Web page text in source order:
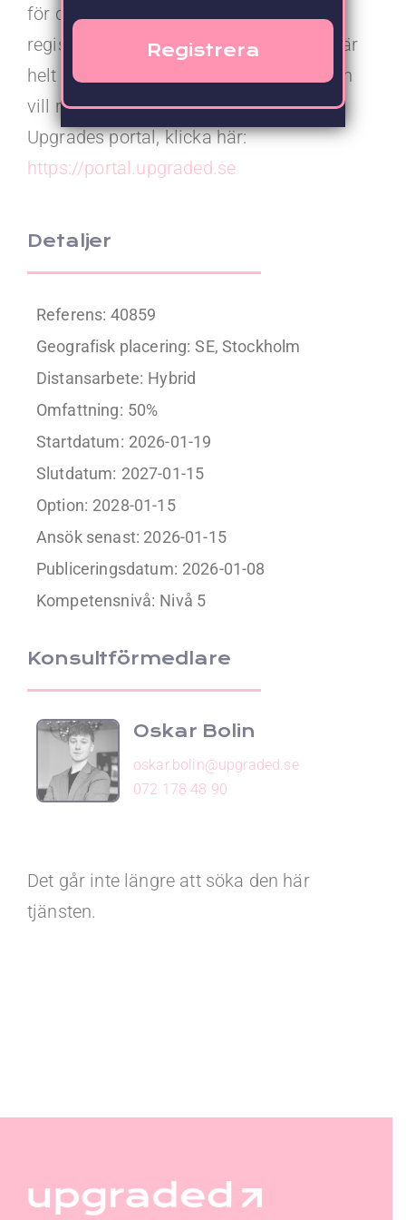
för detta uppdrag måste du vara en
registrerad användare i vår portal som är
helt kostnadsfri. Är du ny användare och
vill registrera dig eller ditt bolag i
Upgrades portal, klicka här:
https://portal.upgraded.se
Detaljer
Referens: 40859
Geografisk placering: SE, Stockholm
Distansarbete: Hybrid
Omfattning: 50%
Startdatum: 2026-01-19
Slutdatum: 2027-01-15
Option: 2028-01-15
Ansök senast: 2026-01-15
Publiceringsdatum: 2026-01-08
Kompetensnivå: Nivå 5
Konsultförmedlare
Oskar Bolin
oskar.bolin@upgraded.se
072 178 48 90
Det går inte längre att söka den här
tjänsten.